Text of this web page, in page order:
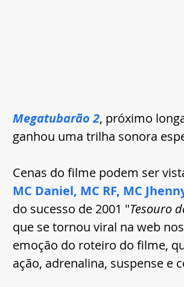
Megatubarão 2, próximo
ganhou uma trilha sonora
Cenas do filme podem ser
MC Daniel, MC RF, MC
do sucesso de 2001 "Tesouro
que se tornou viral na web
emoção do roteiro do filme,
ação, adrenalina, suspense e